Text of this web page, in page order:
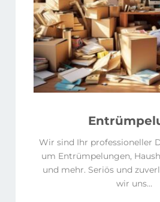
Wir sind Ihr professioneller
um Entrümpelungen,
und mehr. Seriös und
wir uns…